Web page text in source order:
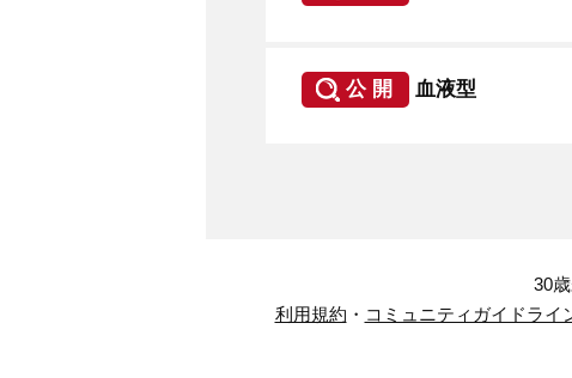
公 開 血液型
30
利用規約 ・ コミュニティガイドライ